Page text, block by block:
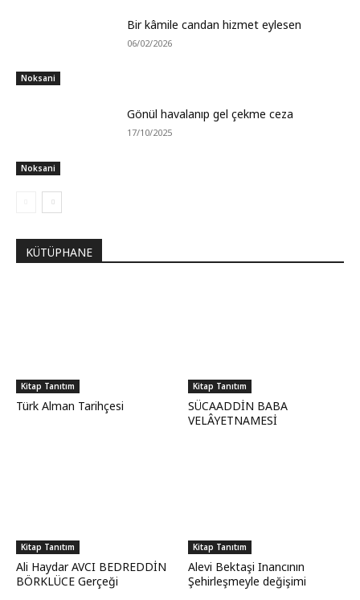
Noksani
Bir kâmile candan hizmet eylesen
06/02/2026
Noksani
Gönül havalanıp gel çekme ceza
17/10/2025
KÜTÜPHANE
Kitap Tanıtım
Türk Alman Tarihçesi
Kitap Tanıtım
SÜCAADDİN BABA
VELÂYETNAMESİ
Kitap Tanıtım
Ali Haydar AVCI BEDREDDİN
BÖRKLÜCE Gerçeği
Kitap Tanıtım
Alevi Bektaşi Inancının
Şehirleşmeyle değişimi